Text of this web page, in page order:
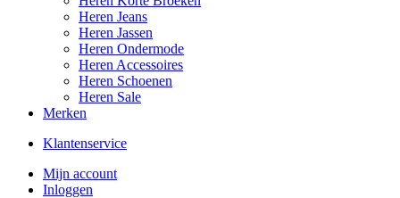
Heren Jeans
Heren Jassen
Heren Ondermode
Heren Accessoires
Heren Schoenen
Heren Sale
Merken
Klantenservice
Mijn account
Inloggen